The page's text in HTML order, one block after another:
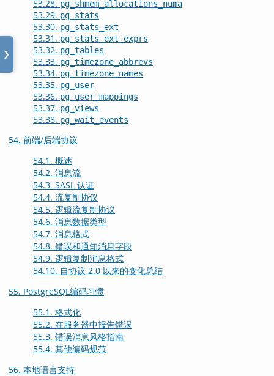
❯
53.28. pg_shmem_allocations_numa
53.29. pg_stats
53.30. pg_stats_ext
53.31. pg_stats_ext_exprs
53.32. pg_tables
53.33. pg_timezone_abbrevs
53.34. pg_timezone_names
53.35. pg_user
53.36. pg_user_mappings
53.37. pg_views
53.38. pg_wait_events
54. 前端/后端协议
54.1. 概述
54.2. 消息流
54.3. SASL 认证
54.4. 流复制协议
54.5. 逻辑流复制协议
54.6. 消息数据类型
54.7. 消息格式
54.8. 错误和通知消息字段
54.9. 逻辑复制消息格式
54.10. 自协议 2.0 以来的变化总结
55. PostgreSQL编码习惯
55.1. 格式化
55.2. 在服务器中报告错误
55.3. 错误消息风格指南
55.4. 其他编码规范
56. 本地语言支持